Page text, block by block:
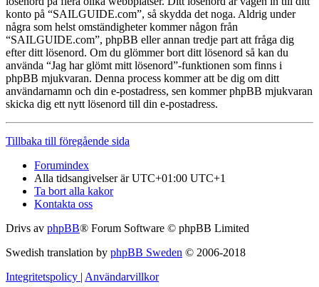
konto på “SAILGUIDE.com”, så skydda det noga. Aldrig under
några som helst omständigheter kommer någon från
“SAILGUIDE.com”, phpBB eller annan tredje part att fråga dig
efter ditt lösenord. Om du glömmer bort ditt lösenord så kan du
använda “Jag har glömt mitt lösenord”-funktionen som finns i
phpBB mjukvaran. Denna process kommer att be dig om ditt
användarnamn och din e-postadress, sen kommer phpBB mjukvaran
skicka dig ett nytt lösenord till din e-postadress.
Tillbaka till föregående sida
Forumindex
Alla tidsangivelser är UTC+01:00 UTC+1
Ta bort alla kakor
Kontakta oss
Drivs av phpBB® Forum Software © phpBB Limited
Swedish translation by phpBB Sweden © 2006-2018
Integritetspolicy | Användarvillkor